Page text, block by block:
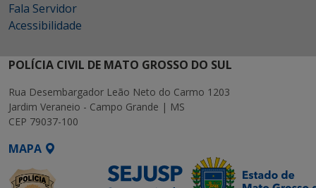
Fala Servidor
Acessibilidade
POLÍCIA CIVIL DE MATO GROSSO DO SUL
Rua Desembargador Leão Neto do Carmo 1203
Jardim Veraneio - Campo Grande | MS
CEP 79037-100
MAPA